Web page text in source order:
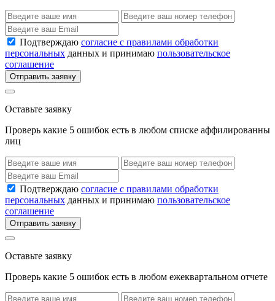
Подтверждаю согласие с правилами обработки
персональных данных и принимаю пользовательское
соглашение
Отправить заявку
Оставьте заявку
Проверь какие 5 ошибок есть в любом списке аффилированны
лиц
Подтверждаю согласие с правилами обработки
персональных данных и принимаю пользовательское
соглашение
Отправить заявку
Оставьте заявку
Проверь какие 5 ошибок есть в любом ежеквартальном отчете